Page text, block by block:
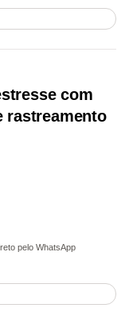
com
rastreamento
pelo WhatsApp